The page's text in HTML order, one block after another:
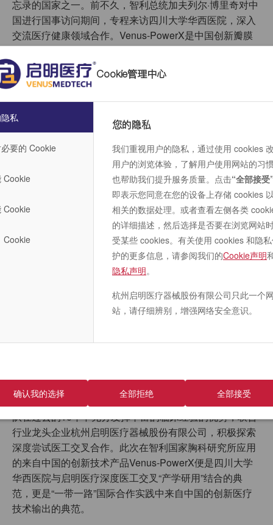
忘录的国家之一。前不久，智利总统加夫列尔·博里奇对中
国进行国事访问期间，专程来访四川大学华西医院，深入
交流医疗健康领域合作。Venus-PowerX是中国创新瓣膜
技术,也是全球首款全释放全回收的新一代干瓣产品，非常
荣幸能够将中国的创新技术带去智利，造福智利的患者。”
陈茂教授作为TAVR手术重点中心之一的主要术者，具有
极其丰富的临床经验，同时担任Venus-PowerX的主要研
究者（PI）。
Christian Dauvergne教授表示：“非常高兴在我们中心与中
国专家使用中国创新瓣膜技术救助智利患者，这也是我们
团队首次使用Venus-PowerX技术。PowerX的全释放全回
收功能让人印象深刻，不仅能够大幅提升手术安全性，还
能够缩短术者学习曲线，有助于该技术与该器械在智利的
智利是中拉共建“一带一路”的先行者。2023年10月，第三
夫列尔·博里奇对中国进行国事访问，并签署“一带一路”合
作规划，进一步明确了两国合作的重点领域和具体部署。
合作。双方同意通过交流经验和技术，促进两国卫生健康
四川大学华西医院心内科作为中国最大的TAVR中心之
一，在主动脉瓣疾病的介入治疗上积累了丰富的经验。团
队在过去的10年中充分发挥丰富的临床经验的优势，联合
行业龙头企业杭州启明医疗器械股份有限公司，积极探索
深度尝试医工交叉合作。此次在智利国家胸科研究所应用
的来自中国的创新技术产品Venus-PowerX便是四川大学
华西医院与启明医疗深度医工交叉“产学研用”结合的典
范，更是“一带一路”国际合作实践中来自中国的创新医疗
技术输出的典范。
Cookie管理中心
私
要的 Cookie
Cookie
Cookie
Cookie
您的隐私
我们重视用户的隐私，通过使用 cookies
用户的浏览体验，了解用户使用网站的习
也帮助我们提升服务质量。点击“全部接受
即表示您同意在您的设备上存储 cookies
相关的数据处理。或者查看左侧各类
的详细描述，然后选择是否要在浏览网站
受某些 cookies。有关使用 cookies 和隐
护的更多信息，请参阅我们的Cookie声明
隐私声明。
杭州启明医疗器械股份有限公司只此一个
站，请仔细辨别，增强网络安全意识。
确认我的选择 全部拒绝 全部接受